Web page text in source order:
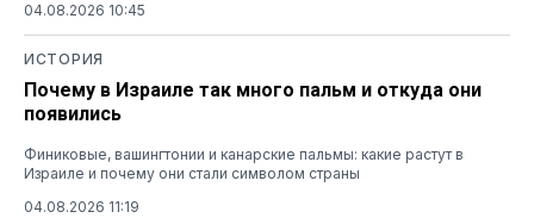
04.08.2026 10:45
ИСТОРИЯ
Почему в Израиле так много пальм и откуда они
появились
Финиковые, вашингтонии и канарские пальмы: какие растут в
Израиле и почему они стали символом страны
04.08.2026 11:19